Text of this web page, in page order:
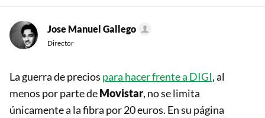
Jose Manuel Gallego
Director
La guerra de precios para hacer frente a DIGI, al
menos por parte deMovistar, no se limita
únicamente a la fibra por 20 euros. En su página